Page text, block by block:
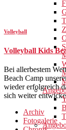
Volleyball
Volleyball Kids
Bei allerbestem
Beach Camp
wieder erfolgreich
sich weiter
Archiv
Fotogalerie